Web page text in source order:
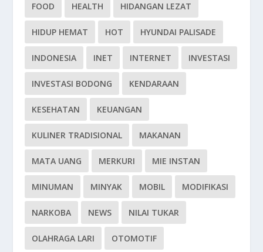
FOOD HEALTH HIDANGAN LEZAT
HIDUP HEMAT HOT HYUNDAI PALISADE
INDONESIA INET INTERNET INVESTASI
INVESTASI BODONG KENDARAAN
KESEHATAN KEUANGAN
KULINER TRADISIONAL MAKANAN
MATA UANG MERKURI MIE INSTAN
MINUMAN MINYAK MOBIL MODIFIKASI
NARKOBA NEWS NILAI TUKAR
OLAHRAGA LARI OTOMOTIF